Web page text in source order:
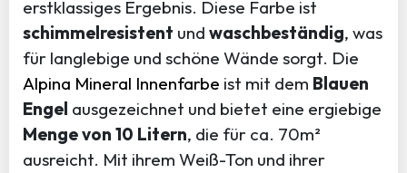
erstklassiges Ergebnis. Diese Farbe ist
schimmelresistent und waschbeständig, was
für langlebige und schöne Wände sorgt. Die
Alpina Mineral Innenfarbe ist mit dem Blauen
Engel ausgezeichnet und bietet eine ergiebige
Menge von 10 Litern, die für ca. 70m²
ausreicht. Mit ihrem Weiß-Ton und ihrer